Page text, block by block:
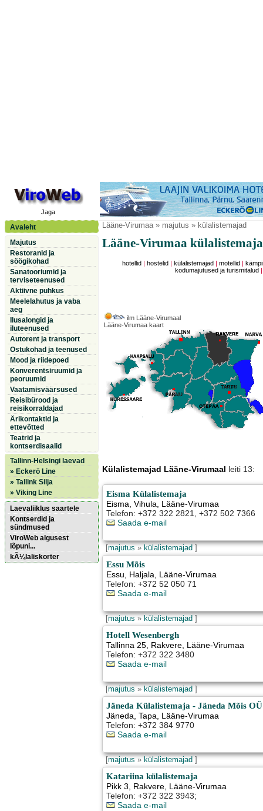
Jaga
Avaleht
Majutus
Restoranid ja
söögikohad
Sanatooriumid ja
terviseteenused
Aktiivne puhkus
Meelelahutus ja vaba
aeg
Ilusalongid ja
iluteenused
Autorent ja transport
Ostukohad ja teenused
Mood ja riidepoed
Konverentsiruumid ja
peoruumid
Vaatamisväärsused
Reisibürood ja
reisikorraldajad
Ärikontaktid ja
ettevõtted
Teatrid ja
kontserdisaalid
Tallinn-Helsingi laevad
» Eckerö Line
» Tallink Silja
» Viking Line
Laevaliiklus saartele
Kontserdid ja
sündmused
ViroWeb algusest
lõpuni...
kÃ¼laliskorter
Lääne-Virumaa» majutus » külalistemajad
Lääne-Virumaa
hotellid hostelid külalistemajad |motellid
kodumajutused ja turismitalud
ilm Lääne-Virumaal
Lääne-Virumaa kaart
Külalistemajad Lääne-Virumaal leiti 13:
Eisma Külalistemaja
Eisma,Vihula, Lääne-Virumaa
Telefon: +372 322 2821, +372 502 7366
Saada e-mail
[majutus»külalistemajad]
Essu Mõis
Essu, Haljala, Lääne-Virumaa
Telefon: +372 52 050 71
Saada e-mail
[majutus»külalistemajad]
Hotell Wesenbergh
Tallinna 25, Rakvere, Lääne-Virumaa
Telefon: +372 322 3480
Saada e-mail
[majutus»külalistemajad]
Jäneda Külalistemaja - Jäneda Mõis OÜ
Jäneda,Tapa, Lääne-Virumaa
Telefon: +372 384 9770
Saada e-mail
[majutus»külalistemajad]
Katariina külalistemaja
Pikk 3, Rakvere, Lääne-Virumaa
Telefon: +372 322 3943;
Saada e-mail